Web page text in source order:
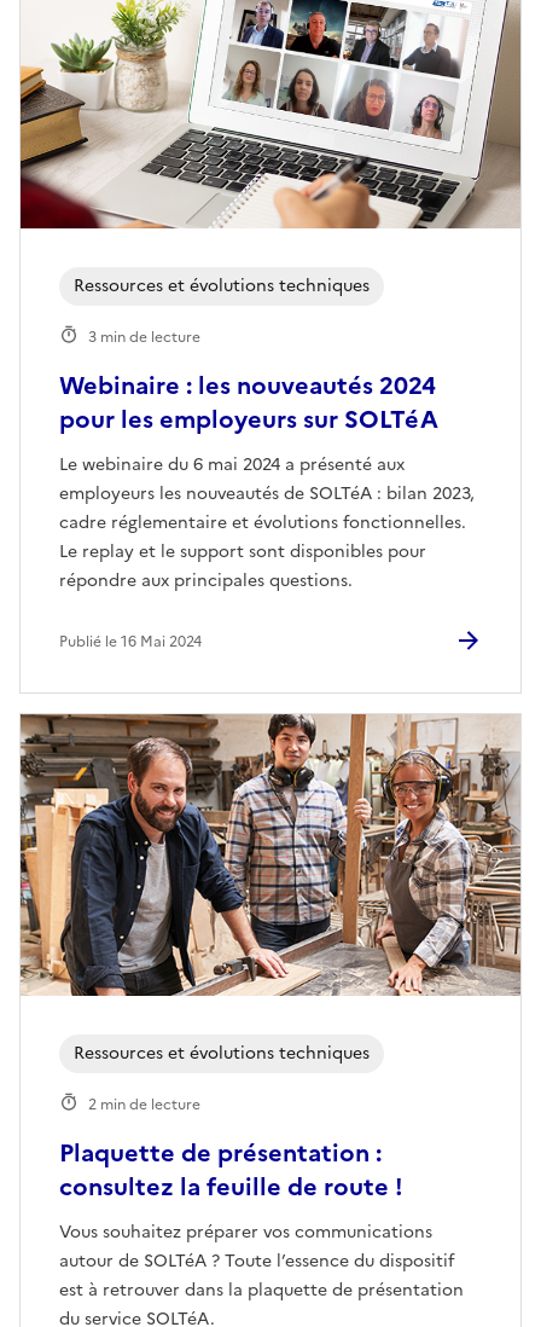
Webinaire : les nouveautés 2024
pour les employeurs sur SOLTéA
Le webinaire du 6 mai 2024 a présenté aux
employeurs les nouveautés de SOLTéA : bilan 2023,
cadre réglementaire et évolutions fonctionnelles.
Le replay et le support sont disponibles pour
répondre aux principales questions.
Ressources et évolutions techniques
3 min de lecture
Publié le 16 Mai 2024
Plaquette de présentation :
consultez la feuille de route !
Vous souhaitez préparer vos communications
autour de SOLTéA ? Toute l’essence du dispositif
est à retrouver dans la plaquette de présentation
du service SOLTéA.
Ressources et évolutions techniques
2 min de lecture